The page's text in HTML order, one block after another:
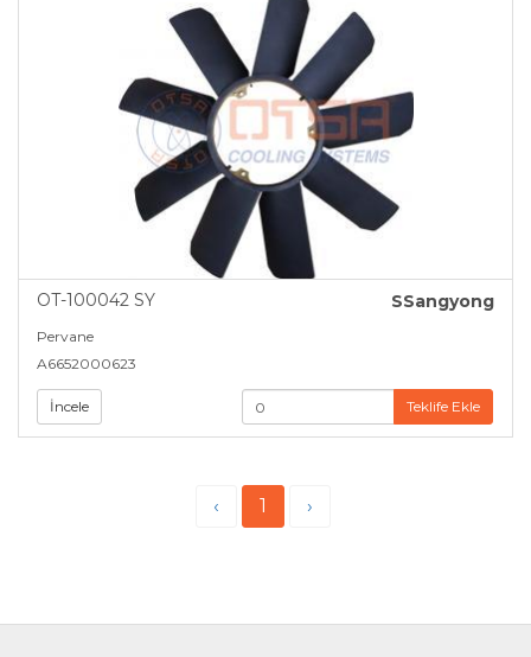
OT-100042 SY SSangyong
Pervane
A6652000623
İncele Teklife Ekle
‹ 1 ›